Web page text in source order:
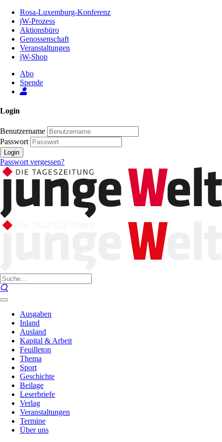
Inhalt
Seite
Rosa-Luxemburg-Konferenz
jW-Prozess
Aktionsbüro
Genossenschaft
Veranstaltungen
jW-Shop
Abo
Spende
Login
Benutzername
Passwort
Login
Passwort vergessen?
Ausgaben
Inland
Ausland
Kapital & Arbeit
Feuilleton
Thema
Sport
Geschichte
Beilage
Leserbriefe
Verlag
Veranstaltungen
Termine
Über uns